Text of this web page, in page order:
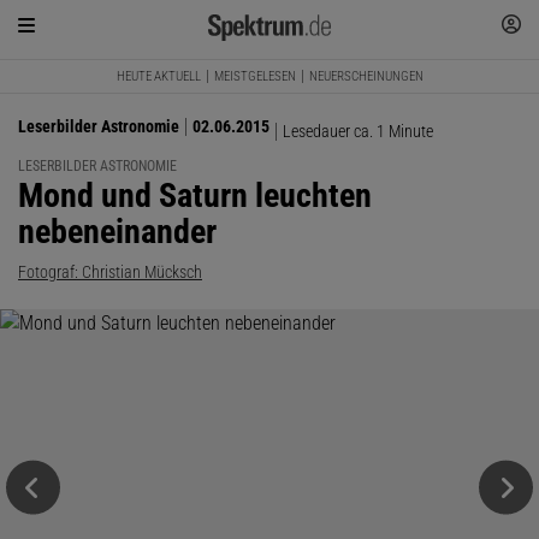
HEUTE AKTUELL MEISTGELESEN NEUERSCHEINUNGEN
Leserbilder Astronomie 02.06.2015 Lesedauer ca. 1 Minute
LESERBILDER ASTRONOMIE
:
Mond und Saturn leuchten
nebeneinander
Fotograf: Christian Mücksch